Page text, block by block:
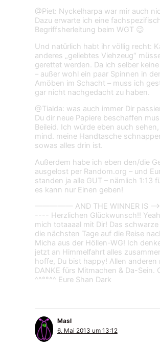
@Piet: Nyckelharpa war mir auch
Dazu erwarte ich eine
Begriffsherleitung beim WGT 😉
Und natürlich habt ihr völlig recht:
anderes „geliebtes Viehzeug“
gerettet werden. Da ich selber
– außer wohl ein paar Spinnen in
Amöben im Schacht – muss ich
gar nicht nachgedacht zu haben.
@Tialda: was auch immer Dir
Du dir neue Papiere beschaffen
Beileid. Ich würde eben auch
mind. meine Handtasche
sowas alles drin ist.
Außerdem habe ich eben den/die
ausgelost per Random.org – und
standen ja alle GUT – nämlich 1:13
es kann nur Einen geben!
————— AND THE WINNER IS —->
---- Herzlichen Glückwunsch!!
mich totaaaal mit Dir! Das
die nächsten Tage auf die Reise
Micha aus der Höllen-WG! Ich
jetzt an Himmelfahrt alles
hoffe, Du bist happy! Allen anderen
DANKE fürs Mitmachen & Da-Sein.
^^°°^^ Eure Shan Dark
Masl
6. Mai 2013 um 13:12